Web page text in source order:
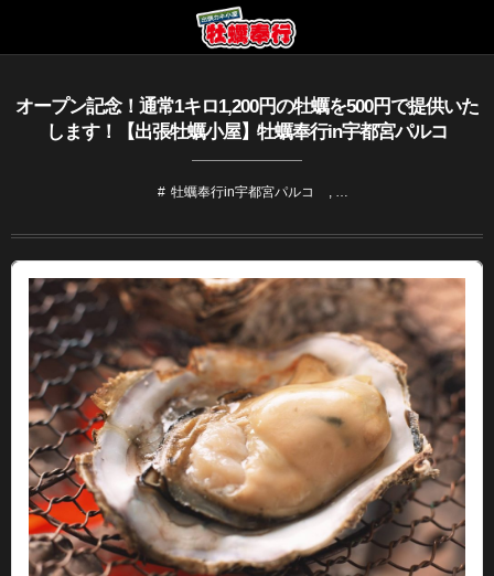
オープン記念！通常1キロ1,200円の牡蠣を500円で提供いた
します！【出張牡蠣小屋】牡蠣奉行in宇都宮パルコ
牡蠣奉行in宇都宮パルコ